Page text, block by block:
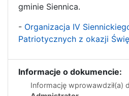
gminie Siennica.
- Organizacja IV
Patriotycznych z okazji
Informacje o dokumencie:
Informację wprowawdził(a)